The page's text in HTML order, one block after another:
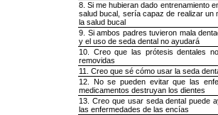
8. Si me hubieran dado entrenamiento
salud bucal, sería capaz de realizar un
la salud bucal
9. Si ambos padres tuvieron mala
y el uso de seda dental no ayudará
10. Creo que las prótesis dentales
removidas
11. Creo que sé cómo usar la seda
12. No se pueden evitar que las
medicamentos destruyan los dientes
13. Creo que usar seda dental puede
las enfermedades de las encías